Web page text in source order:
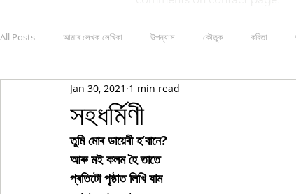
All Posts আমাৰ লেখক-লেখিকা উপন্যাস কৌতুক কবিতা
সহধৰ্মিণী
Jan 30, 2021 1 min read
তুমি মোৰ ডায়েৰী হ’বানে?
আৰু মই কলম হৈ তাতে
প্ৰতিটো পৃষ্ঠাত লিখি যাম